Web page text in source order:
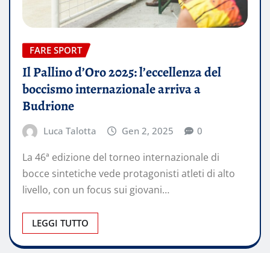
FARE SPORT
Il Pallino d’Oro 2025: l’eccellenza del
boccismo internazionale arriva a
Budrione
Luca Talotta Gen 2, 2025 0
La 46ª edizione del torneo internazionale di
bocce sintetiche vede protagonisti atleti di alto
livello, con un focus sui giovani…
LEGGI TUTTO